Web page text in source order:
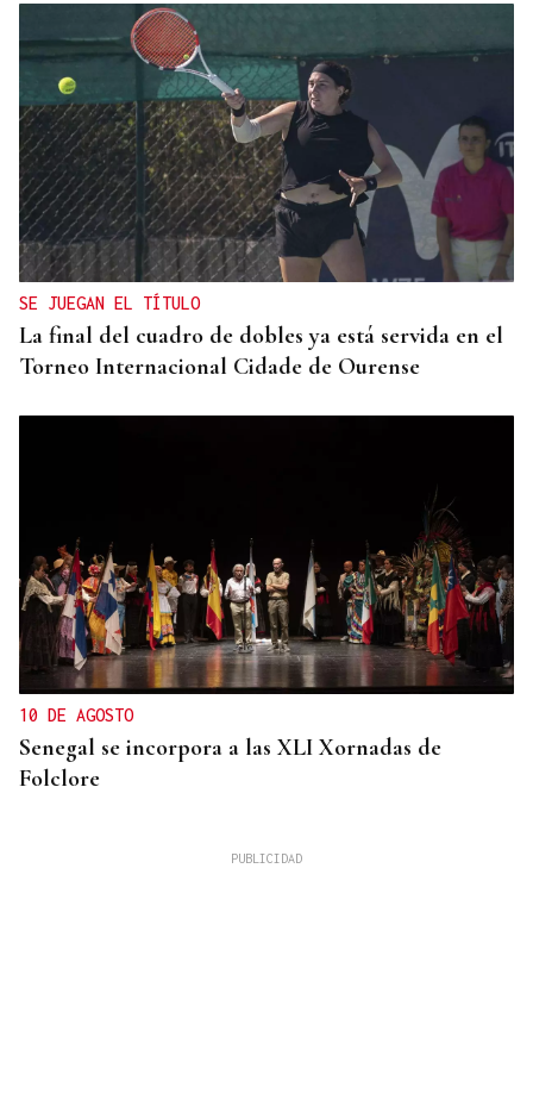
SE JUEGAN EL TÍTULO
La final del cuadro de dobles ya está servida en el
Torneo Internacional Cidade de Ourense
10 DE AGOSTO
Senegal se incorpora a las XLI Xornadas de
Folclore